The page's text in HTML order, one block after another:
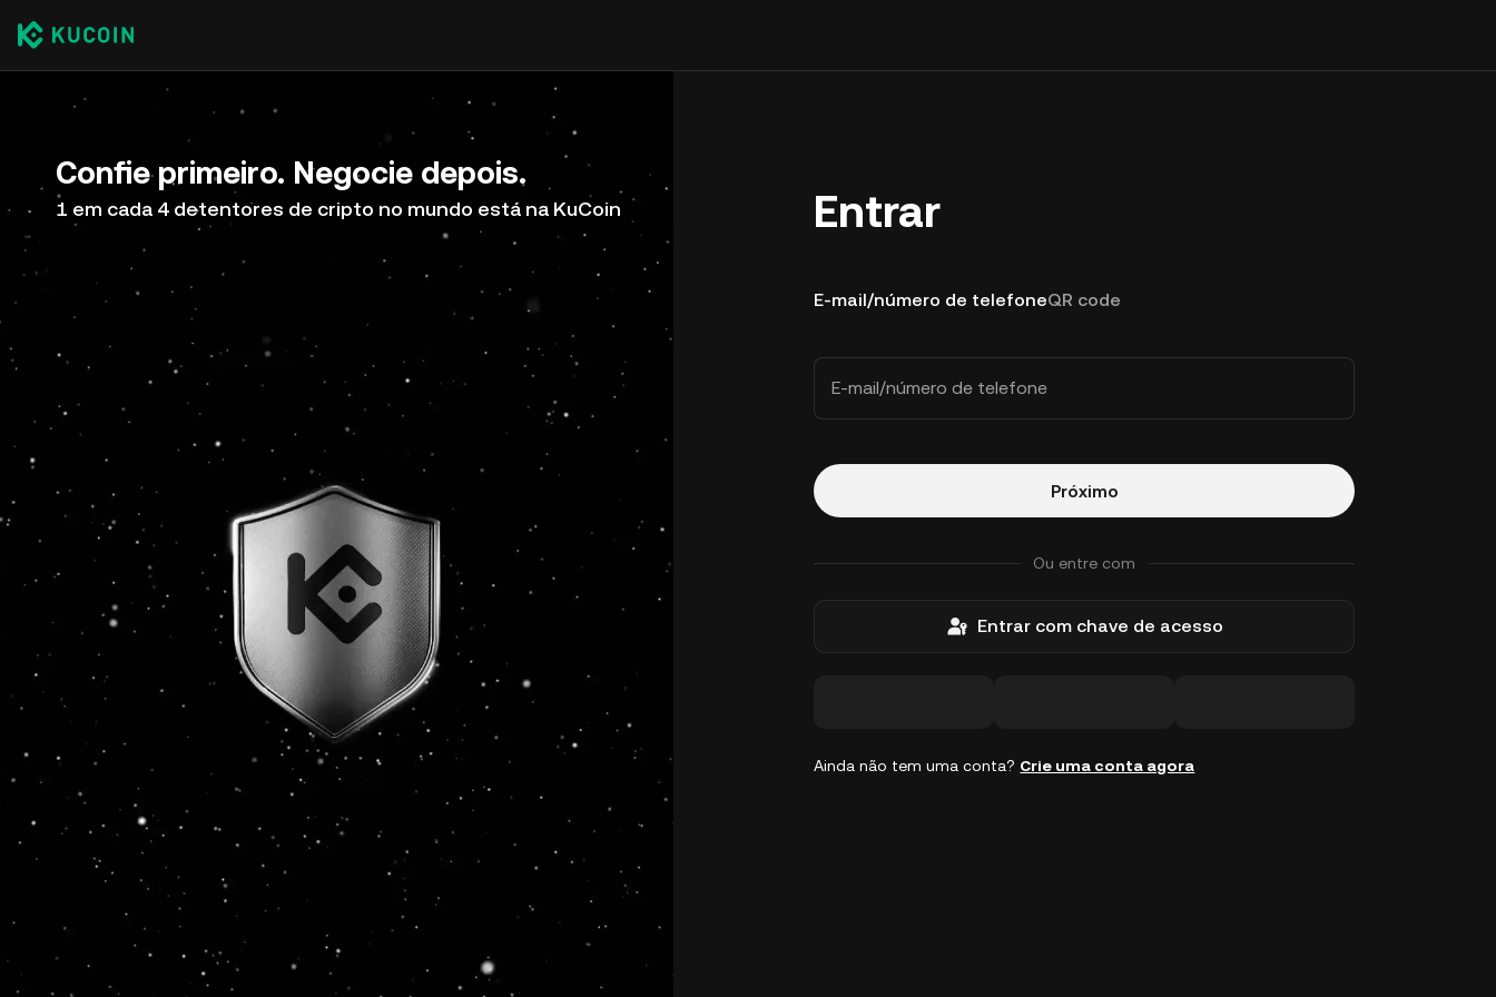
Confie primeiro. Negocie depois.
1 em cada 4 detentores de cripto no mundo está na KuCoin Entrar
E-mail/número de telefoneQR code
E-mail/número de telefone
Próximo
Ou entre com
Entrar com chave de acesso
Ainda não tem uma conta? Crie uma conta agora